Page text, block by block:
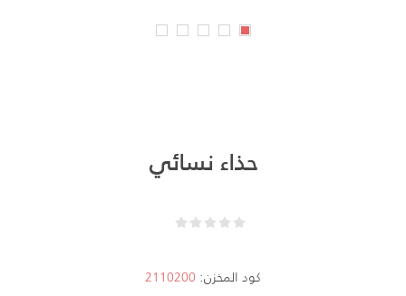
حذاء نسائي
كود المخزن: 2110200